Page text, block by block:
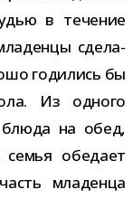
в тече­ние
сде­ла­
годи­лись бы
Из одного
на обед,
обе­дает
мла­денца